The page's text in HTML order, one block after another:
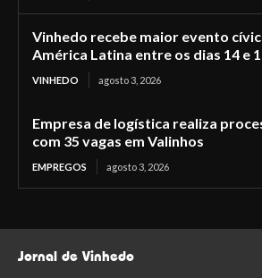
Vinhedo recebe maior evento
América Latina entre os dias 14 e
VINHEDO agosto 3, 2026
Empresa de logística realiza
com 35 vagas em Valinhos
EMPREGOS agosto 3, 2026
Jornal de Vinhedo